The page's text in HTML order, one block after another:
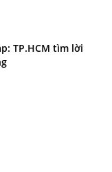
TP.HCM tìm lời